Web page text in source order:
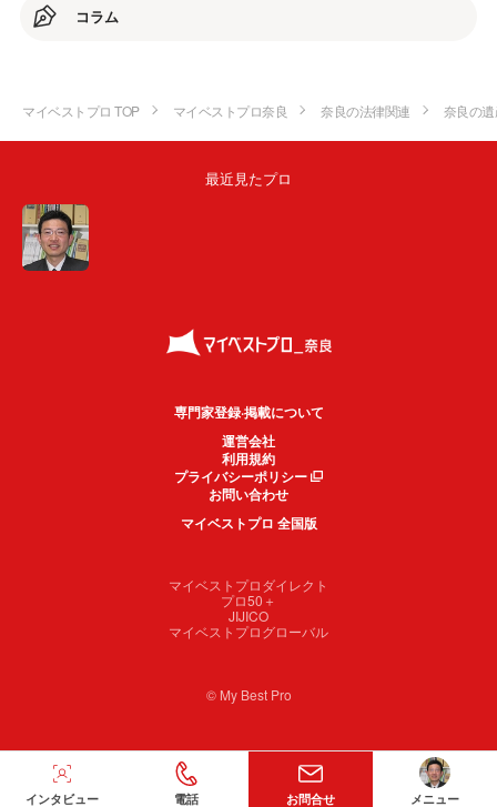
コラム
マイベストプロ TOP マイベストプロ奈良 奈良の法律関連 奈良の
最近見たプロ
専門家登録·掲載について
運営会社
利用規約
プライバシーポリシー
お問い合わせ
マイベストプロ 全国版
マイベストプロダイレクト
プロ50＋
JIJICO
マイベストプログローバル
© My Best Pro
インタビュー 電話 お問合せ メニュー